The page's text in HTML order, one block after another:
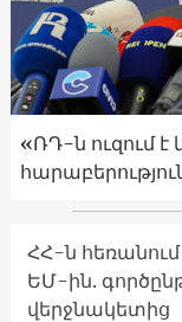
«ՌԴ-ն ուզում է
ՀՀ-ն
ԵՄ-ին.
վերջնակետից